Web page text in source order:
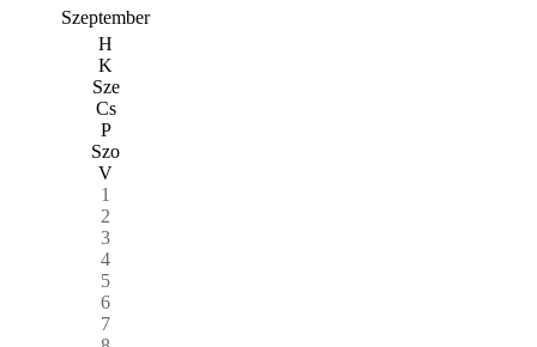
Szeptember
H
K
Sze
Cs
P
Szo
V
1
2
3
4
5
6
7